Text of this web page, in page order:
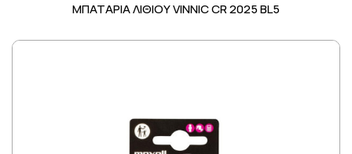
ΜΠΑΤΑΡΙΑ ΛΙΘΙΟΥ VINNIC CR 2025 BL5